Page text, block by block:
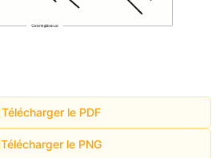
Télécharger le PDF
Télécharger le PNG